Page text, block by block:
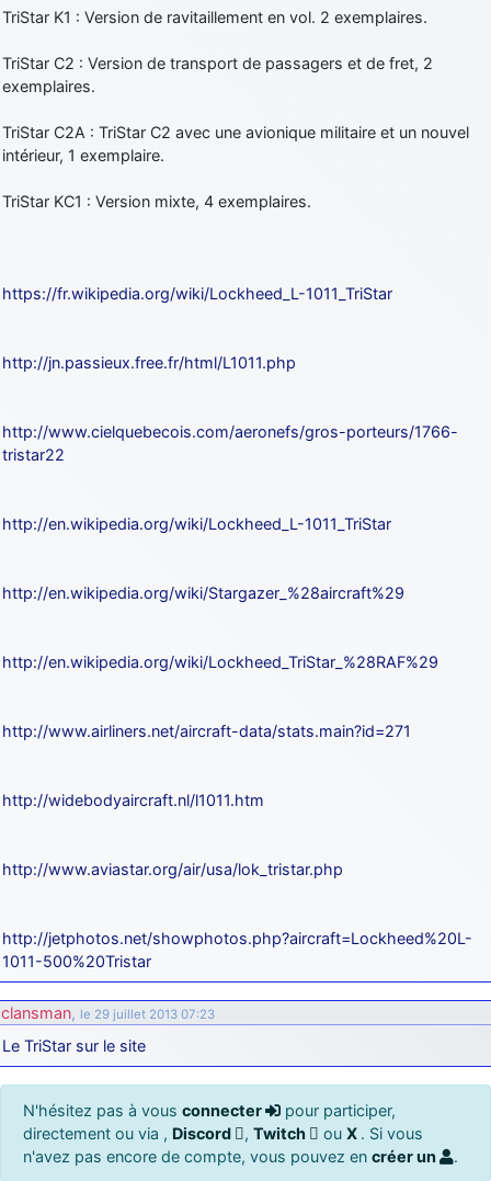
TriStar K1 : Version de ravitaillement en vol. 2 exemplaires.
TriStar C2 : Version de transport de passagers et de fret, 2
exemplaires.
TriStar C2A : TriStar C2 avec une avionique militaire et un nouvel
intérieur, 1 exemplaire.
TriStar KC1 : Version mixte, 4 exemplaires.
https://fr.wikipedia.org/wiki/Lockheed_L-1011_TriStar
http://jn.passieux.free.fr/html/L1011.php
http://www.cielquebecois.com/aeronefs/gros-porteurs/1766-
tristar22
http://en.wikipedia.org/wiki/Lockheed_L-1011_TriStar
http://en.wikipedia.org/wiki/Stargazer_%28aircraft%29
http://en.wikipedia.org/wiki/Lockheed_TriStar_%28RAF%29
http://www.airliners.net/aircraft-data/stats.main?id=271
http://widebodyaircraft.nl/l1011.htm
http://www.aviastar.org/air/usa/lok_tristar.php
http://jetphotos.net/showphotos.php?aircraft=Lockheed%20L-
1011-500%20Tristar
clansman, le 29 juillet 2013 07:23
Le TriStar sur le site
N'hésitez pas à vous connecter
pour participer,
directement ou via , Discord , Twitch ou X . Si vous
n'avez pas encore de compte, vous pouvez en créer un .